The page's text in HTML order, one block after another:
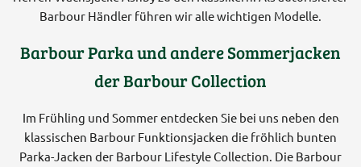
Barbour Händler führen wir alle wichtigen Modelle.
Barbour Parka und andere Sommerjacken
der Barbour Collection
Im Frühling und Sommer entdecken Sie bei uns neben den
klassischen Barbour Funktionsjacken die fröhlich bunten
Parka-Jacken der Barbour Lifestyle Collection. Die Barbour